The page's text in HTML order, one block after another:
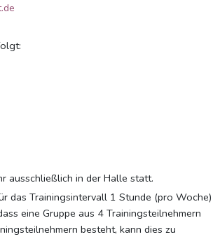
ausschließlich in der Halle statt.
das Trainingsintervall 1 Stunde (pro Woche)
eine Gruppe aus 4 Trainingsteilnehmern
besteht, kann dies zu